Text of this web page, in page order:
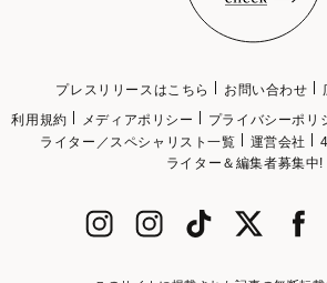
プレスリリースはこちら お問い合わせ
利用規約
メディアポリシー プライバシーポリ
ライター／スペシャリスト一覧
運営会社
ライター＆編集者募集中!